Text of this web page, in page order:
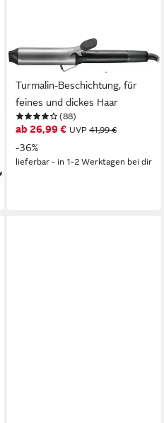
REMINGTON
Lockenstab CI5538, Keramik-
Turmalin-Beschichtung, für
feines und dickes Haar
(88)
ab 26,99 € UVP 41,99 €
-36%
lieferbar - in 1-2 Werktagen bei dir